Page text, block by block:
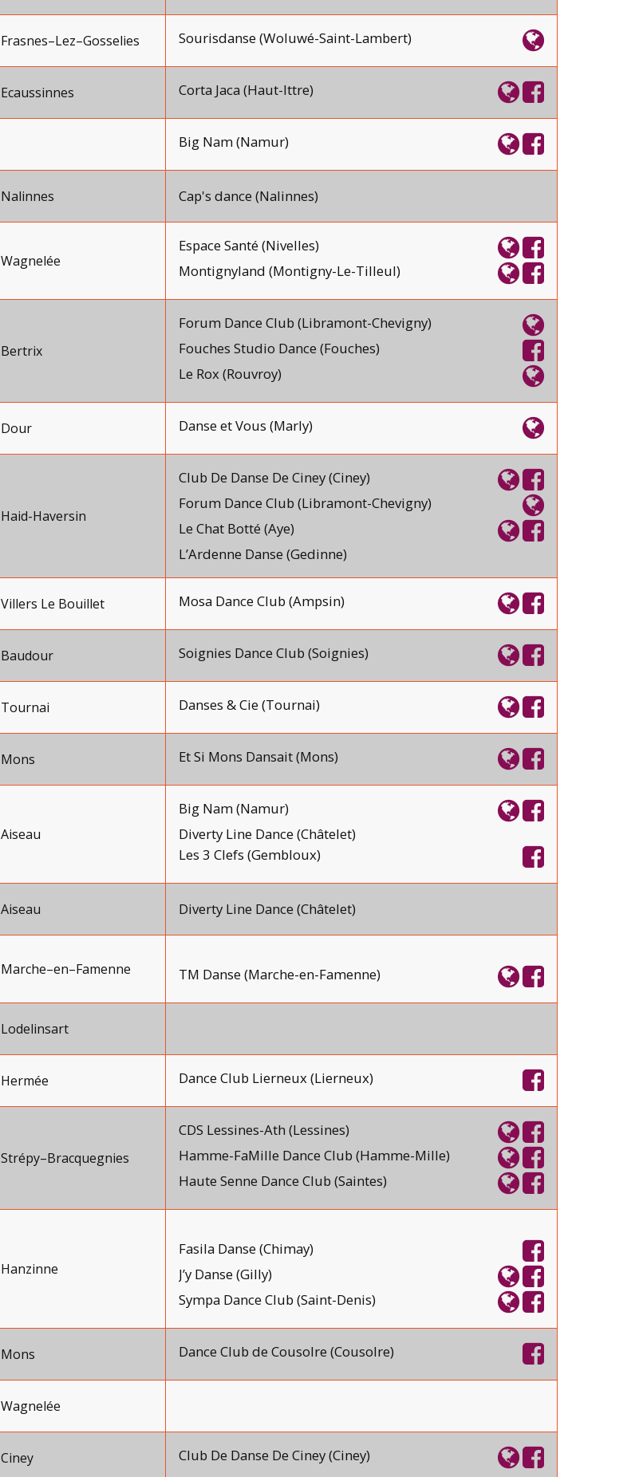
Frasnes–Lez–Gosselies Sourisdanse (Woluwé-Saint-Lambert)
Ecaussinnes Corta Jaca (Haut-Ittre)
Big Nam (Namur)
Nalinnes Cap's dance (Nalinnes)
Wagnelée
Espace Santé (Nivelles)
Montignyland (Montigny-Le-Tilleul)
Bertrix
Forum Dance Club (Libramont-Chevigny)
Fouches Studio Dance (Fouches)
Le Rox (Rouvroy)
Dour Danse et Vous (Marly)
Haid-Haversin
Club De Danse De Ciney (Ciney)
Forum Dance Club (Libramont-Chevigny)
Le Chat Botté (Aye)
L’Ardenne Danse (Gedinne)
Villers Le Bouillet Mosa Dance Club (Ampsin)
Baudour Soignies Dance Club (Soignies)
Tournai Danses & Cie (Tournai)
Mons Et Si Mons Dansait (Mons)
Aiseau
Big Nam (Namur)
Diverty Line Dance (Châtelet)
Les 3 Clefs (Gembloux)
Aiseau Diverty Line Dance (Châtelet)
Marche–en–Famenne TM Danse (Marche-en-Famenne)
Lodelinsart
Hermée Dance Club Lierneux (Lierneux)
Strépy–Bracquegnies
CDS Lessines-Ath (Lessines)
Hamme-FaMille Dance Club (Hamme-Mille)
Haute Senne Dance Club (Saintes)
Hanzinne
Fasila Danse (Chimay)
J’y Danse (Gilly)
Sympa Dance Club (Saint-Denis)
Mons Dance Club de Cousolre (Cousolre)
Wagnelée
Ciney Club De Danse De Ciney (Ciney)